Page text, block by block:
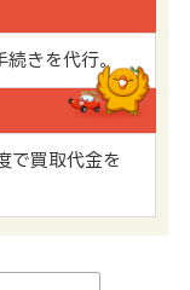
きを代行。
で買取代金を